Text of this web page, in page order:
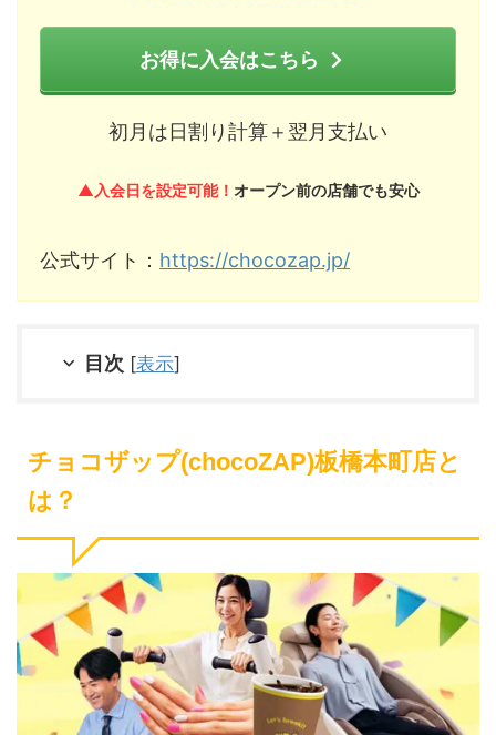
お得に入会はこちら
初月は日割り計算＋翌月支払い
▲入会日を設定可能！ オープン前の店舗でも安心
公式サイト： https://chocozap.jp/
目次 [表示]
チョコザップ(chocoZAP)板橋本町店と
は？